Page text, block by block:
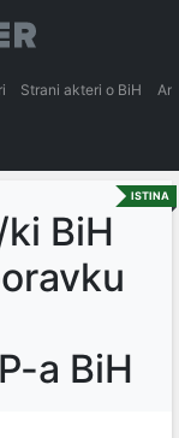
Strani akteri o BiH
ISTINA
BiH
a BiH